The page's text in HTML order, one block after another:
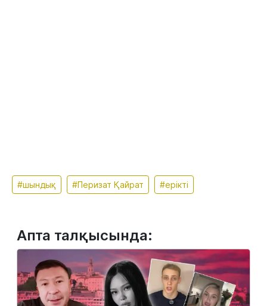
#шындық #Перизат Қайрат #ерікті
Апта талқысында: